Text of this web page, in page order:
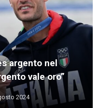
argento nel
vale oro”
2024